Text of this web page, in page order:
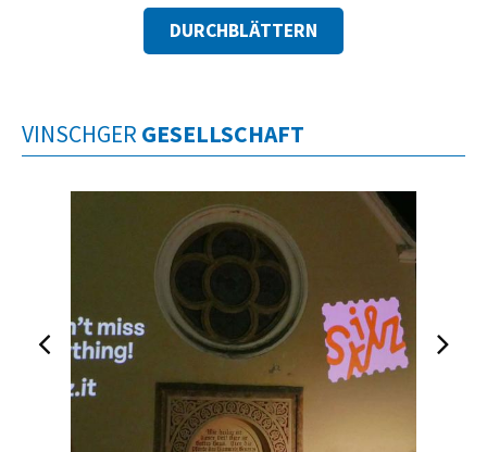
DURCHBLÄTTERN
VINSCHGER GESELLSCHAFT